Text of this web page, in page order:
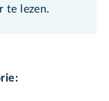
te lezen.